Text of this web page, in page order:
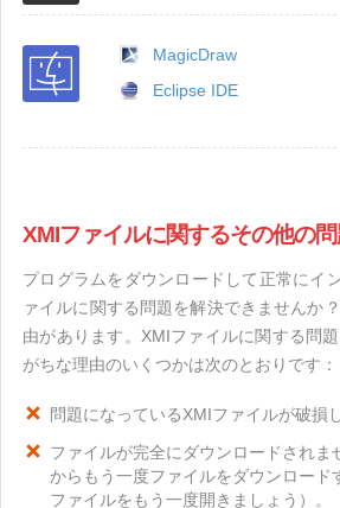
MagicDraw
Eclipse IDE
XMIファイルに関するその他の
プログラムをダウンロードして正常にイ
ァイルに関する問題を解決できませんか
由があります。XMIファイルに関する問
がちな理由のいくつかは次のとおりです：
問題になっているXMIファイルが破損
ファイルが完全にダウンロードされま
からもう一度ファイルをダウンロード
ファイルをもう一度開きましょう）。